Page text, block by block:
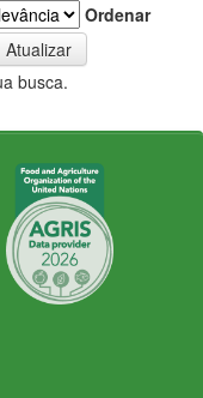
Ordenar
busca.